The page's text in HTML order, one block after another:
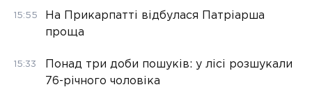
15:55
На Прикарпатті відбулася Патріарша
проща
15:33
Понад три доби пошуків: у лісі розшукали
76-річного чоловіка